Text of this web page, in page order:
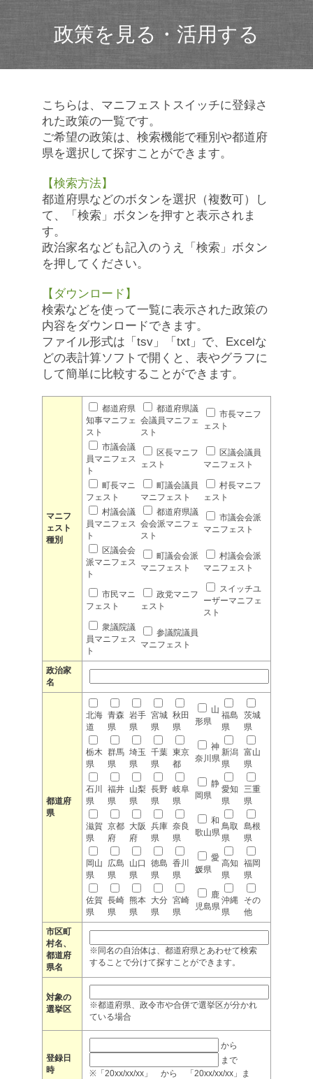
政策を見る・活用する
こちらは、マニフェストスイッチに登録さ
れた政策の一覧です。
ご希望の政策は、検索機能で種別や都道府
県を選択して探すことができます。
【検索方法】
都道府県などのボタンを選択（複数可）し
て、「検索」ボタンを押すと表示されま
す。
政治家名なども記入のうえ「検索」ボタン
を押してください。
【ダウンロード】
検索などを使って一覧に表示された政策の
内容をダウンロードできます。
ファイル形式は「tsv」「txt」で、Excelな
どの表計算ソフトで開くと、表やグラフに
して簡単に比較することができます。
マニフ
ェスト
種別
都道府県
知事マニフェ
スト
都道府県議
会議員マニフェ
スト
市長マニフ
ェスト
市議会議
員マニフェス
ト
区長マニフ
ェスト
区議会議員
マニフェスト
町長マニ
フェスト
町議会議員
マニフェスト
村長マニフ
ェスト
村議会議
員マニフェス
ト
都道府県議
会会派マニフェ
スト
市議会会派
マニフェスト
区議会会
派マニフェス
ト
町議会会派
マニフェスト
村議会会派
マニフェスト
市民マニ
フェスト
政党マニフ
ェスト
スイッチユ
ーザーマニフェ
スト
衆議院議
員マニフェス
ト
参議院議員
マニフェスト
政治家
名
都道府
県
北海
道
青森
県
岩手
県
宮城
県
秋田
県
山
形県
福島
県
茨城
県
栃木
県
群馬
県
埼玉
県
千葉
県
東京
都
神
奈川県
新潟
県
富山
県
石川
県
福井
県
山梨
県
長野
県
岐阜
県
静
岡県
愛知
県
三重
県
滋賀
県
京都
府
大阪
府
兵庫
県
奈良
県
和
歌山県
鳥取
県
島根
県
岡山
県
広島
県
山口
県
徳島
県
香川
県
愛
媛県
高知
県
福岡
県
佐賀
県
長崎
県
熊本
県
大分
県
宮崎
県
鹿
児島県
沖縄
県
その
他
市区町
村名、
都道府
県名
※同名の自治体は、都道府県とあわせて検索
することで分けて探すことができます。
対象の
選挙区
※都道府県、政令市や合併で選挙区が分かれ
ている場合
登録日
時
から
まで
※「20xx/xx/xx」 から 「20xx/xx/xx」ま